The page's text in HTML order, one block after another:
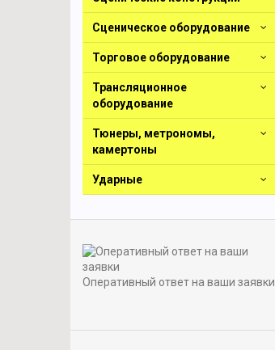
Сценическое оборудование
Торговое оборудование
Трансляционное
оборудование
Тюнеры, метрономы,
камертоны
Ударные
Оперативный ответ на ваши заявки